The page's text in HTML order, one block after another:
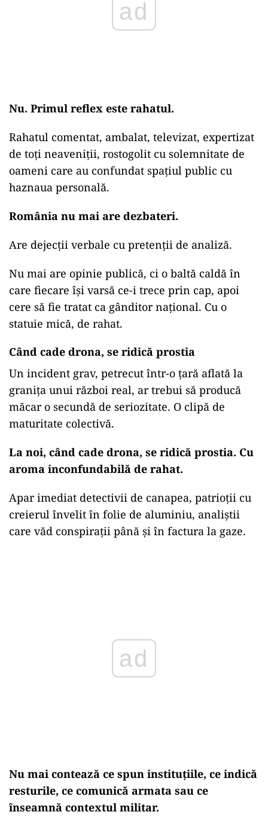
Nu. Primul reflex este rahatul.
Rahatul comentat, ambalat, televizat, expertizat
de toți neaveniții, rostogolit cu solemnitate de
oameni care au confundat spațiul public cu
haznaua personală.
România nu mai are dezbateri.
Are dejecții verbale cu pretenții de analiză.
Nu mai are opinie publică, ci o baltă caldă în
care fiecare își varsă ce-i trece prin cap, apoi
cere să fie tratat ca gânditor național. Cu o
statuie mică, de rahat.
Când cade drona, se ridică prostia
Un incident grav, petrecut într-o țară aflată la
granița unui război real, ar trebui să producă
măcar o secundă de seriozitate. O clipă de
maturitate colectivă.
La noi, când cade drona, se ridică prostia. Cu
aroma inconfundabilă de rahat.
Apar imediat detectivii de canapea, patrioții cu
creierul învelit în folie de aluminiu, analiștii
care văd conspirații până și în factura la gaze.
ad
Nu mai contează ce spun instituțiile, ce indică
resturile, ce comunică armata sau ce
înseamnă contextul militar.